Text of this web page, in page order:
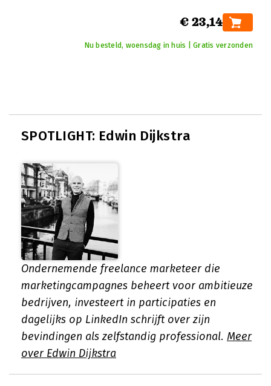
€ 23,14
Nu besteld, woensdag in huis | Gratis verzonden
SPOTLIGHT: Edwin Dijkstra
Ondernemende freelance marketeer die
marketingcampagnes beheert voor ambitieuze
bedrijven, investeert in participaties en
dagelijks op LinkedIn schrijft over zijn
bevindingen als zelfstandig professional. Meer
over Edwin Dijkstra